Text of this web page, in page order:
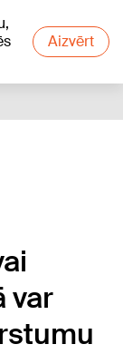
Aizvērt
var